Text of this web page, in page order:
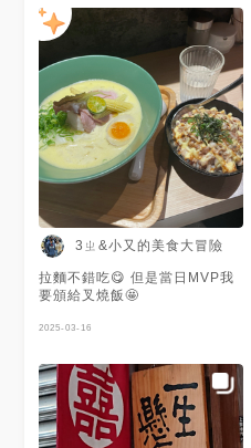
MEN MONSTER已歇業，沒機
會品嚐到 這次來到有囍，地點
就在麵屋海鳴附近 剛從韓國出
差回來，決定吃點清淡口味的，
於是點了這碗雞清湯拉麵 很舒
服溫和的醬油清湯，清淡的鹹度
很適合台灣人 雞油香氣很棒，
屬於有香但不會過於濃厚的程度
糖心蛋的嫩度和調味都非常好，
細直麵的硬度也控制得宜 店家
招待一片蘋果，並可免費續麵乙
次 必須說店家服務很好，點餐
機點完餐付錢的時候店員就走了
出來 彎下腰用手幫忙推開找零
錢的擋板，隨後親自帶位 有這
樣服務的拉麵店是真的沒遇過
3ㄓ&小又的美食大冒險
拉麵不錯吃😋 但是當日MVP我
要頒給叉燒飯🤩
2025-03-16